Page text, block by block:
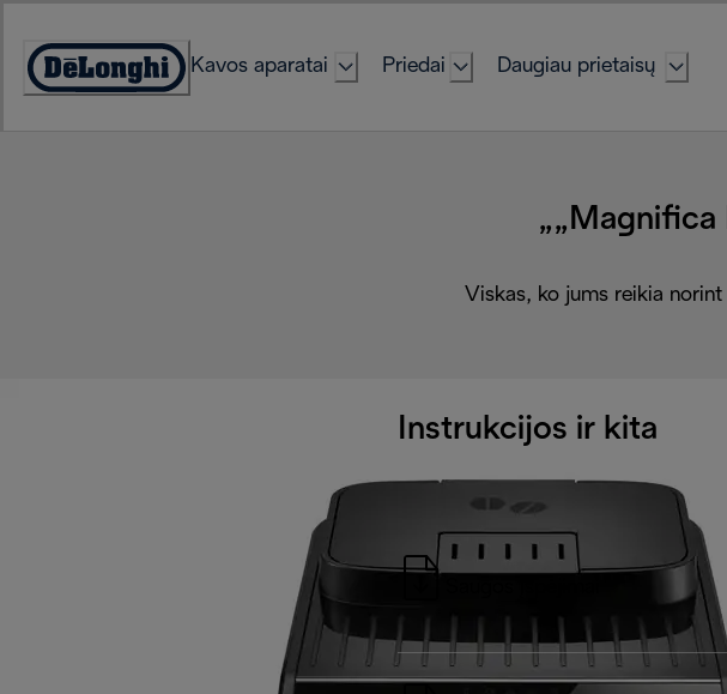
Content
Accessibility
Kavos aparatai Priedai Daugiau prietaisų
„„Magnifica
Viskas, ko jums reikia
Instrukcijos ir kita